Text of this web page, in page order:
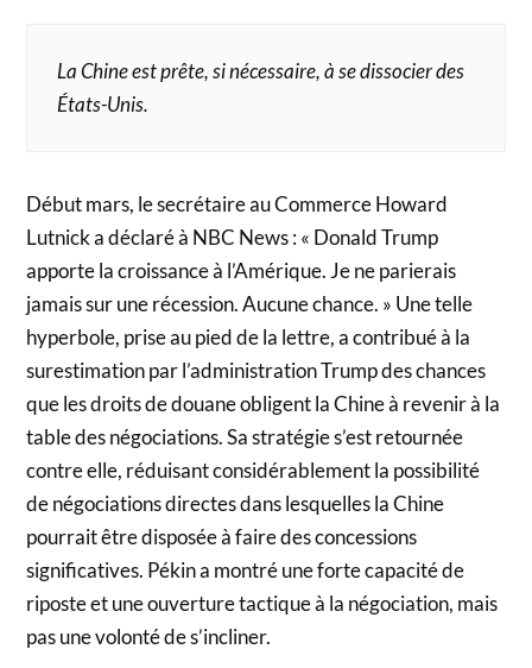
La Chine est prête, si nécessaire, à se dissocier des
États-Unis.
Début mars, le secrétaire au Commerce Howard
Lutnick a déclaré à NBC News : « Donald Trump
apporte la croissance à l’Amérique. Je ne parierais
jamais sur une récession. Aucune chance. » Une telle
hyperbole, prise au pied de la lettre, a contribué à la
surestimation par l’administration Trump des chances
que les droits de douane obligent la Chine à revenir à la
table des négociations. Sa stratégie s’est retournée
contre elle, réduisant considérablement la possibilité
de négociations directes dans lesquelles la Chine
pourrait être disposée à faire des concessions
significatives. Pékin a montré une forte capacité de
riposte et une ouverture tactique à la négociation, mais
pas une volonté de s’incliner.